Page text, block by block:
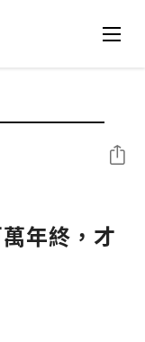
年終，才
分享